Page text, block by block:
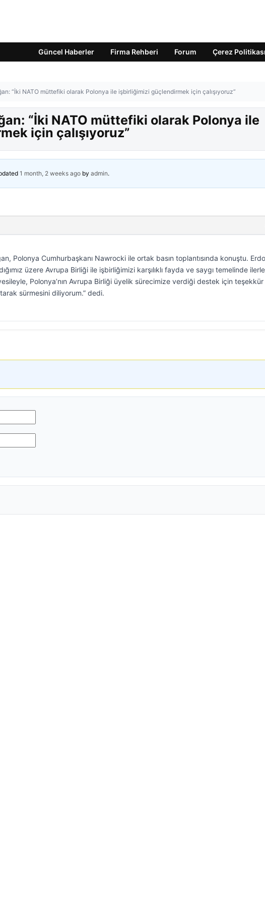
Güncel Haberler Firma Rehberi Forum Çerez Politikası
“İki NATO müttefiki olarak Polonya ile işbirliğimizi güçlendirmek için çalışıyoruz”
“İki NATO müttefiki olarak Polonya ile
için çalışıyoruz”
1 month, 2 weeks ago by admin.
Polonya Cumhurbaşkanı Nawrocki ile ortak basın toplantısında konuştu.
üzere Avrupa Birliği ile işbirliğimizi karşılıklı fayda ve saygı temelinde
Polonya’nın Avrupa Birliği üyelik sürecimize verdiği destek için teşekkür
sürmesini diliyorum.” dedi.